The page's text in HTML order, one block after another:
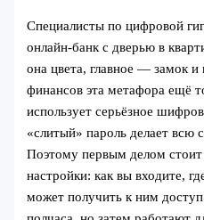
Специалисты по цифровой
онлайн-банк с дверью в
она цвета, главное — замок и
финансов эта метафора ещё
использует серьёзное
«слитый» пароль делает всю
Поэтому первым делом стоит
настройки: как вы входите,
может получить к ним